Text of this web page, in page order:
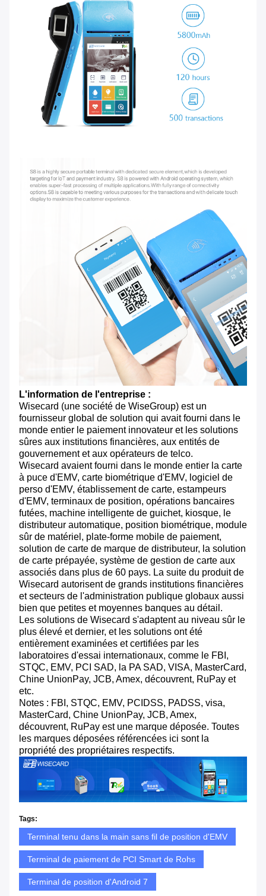
L'information de l'entreprise :
Wisecard (une société de WiseGroup) est un
fournisseur global de solution qui avait fourni dans le
monde entier le paiement innovateur et les solutions
sûres aux institutions financières, aux entités de
gouvernement et aux opérateurs de telco.
Wisecard avaient fourni dans le monde entier la carte
à puce d'EMV, carte biométrique d'EMV, logiciel de
perso d'EMV, établissement de carte, estampeurs
d'EMV, terminaux de position, opérations bancaires
futées, machine intelligente de guichet, kiosque, le
distributeur automatique, position biométrique, module
sûr de matériel, plate-forme mobile de paiement,
solution de carte de marque de distributeur, la solution
de carte prépayée, système de gestion de carte aux
associés dans plus de 60 pays. La suite du produit de
Wisecard autorisent de grands institutions financières
et secteurs de l'administration publique globaux aussi
bien que petites et moyennes banques au détail.
Les solutions de Wisecard s'adaptent au niveau sûr le
plus élevé et dernier, et les solutions ont été
entièrement examinées et certifiées par les
laboratoires d'essai internationaux, comme le FBI,
STQC, EMV, PCI SAD, la PA SAD, VISA, MasterCard,
Chine UnionPay, JCB, Amex, découvrent, RuPay et
etc.
Notes : FBI, STQC, EMV, PCIDSS, PADSS, visa,
MasterCard, Chine UnionPay, JCB, Amex,
découvrent, RuPay est une marque déposée. Toutes
les marques déposées référencées ici sont la
propriété des propriétaires respectifs.
Tags:
Terminal tenu dans la main sans fil de position d'EMV
Terminal de paiement de PCI Smart de Rohs
Terminal de position d'Android 7